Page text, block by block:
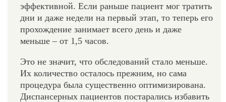
эффективной. Если раньше пациент мог тратить
дни и даже недели на первый этап, то теперь его
прохождение занимает всего день и даже
меньше – от 1,5 часов.
Это не значит, что обследований стало меньше.
Их количество осталось прежним, но сама
процедура была существенно оптимизирована.
Диспансерных пациентов постарались избавить